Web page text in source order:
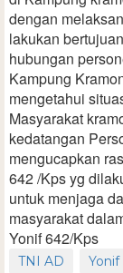
dengan
lakukan
hubungan
Kampung
mengetahui
Masyarakat
kedatangan
mengucapkan
642 /Kps yg
untuk menjaga
masyarakat
Yonif 642/Kps
TNI AD Yonif